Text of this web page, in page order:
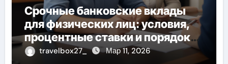
Срочные банковские вклады
для физических лиц: условия,
процентные ставки и порядок
открытия
travelbox27_ Мар 11, 2026